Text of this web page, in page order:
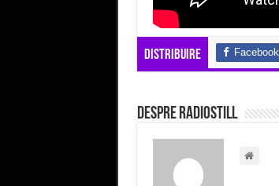
Distribuire Facebook
Despre radiostill